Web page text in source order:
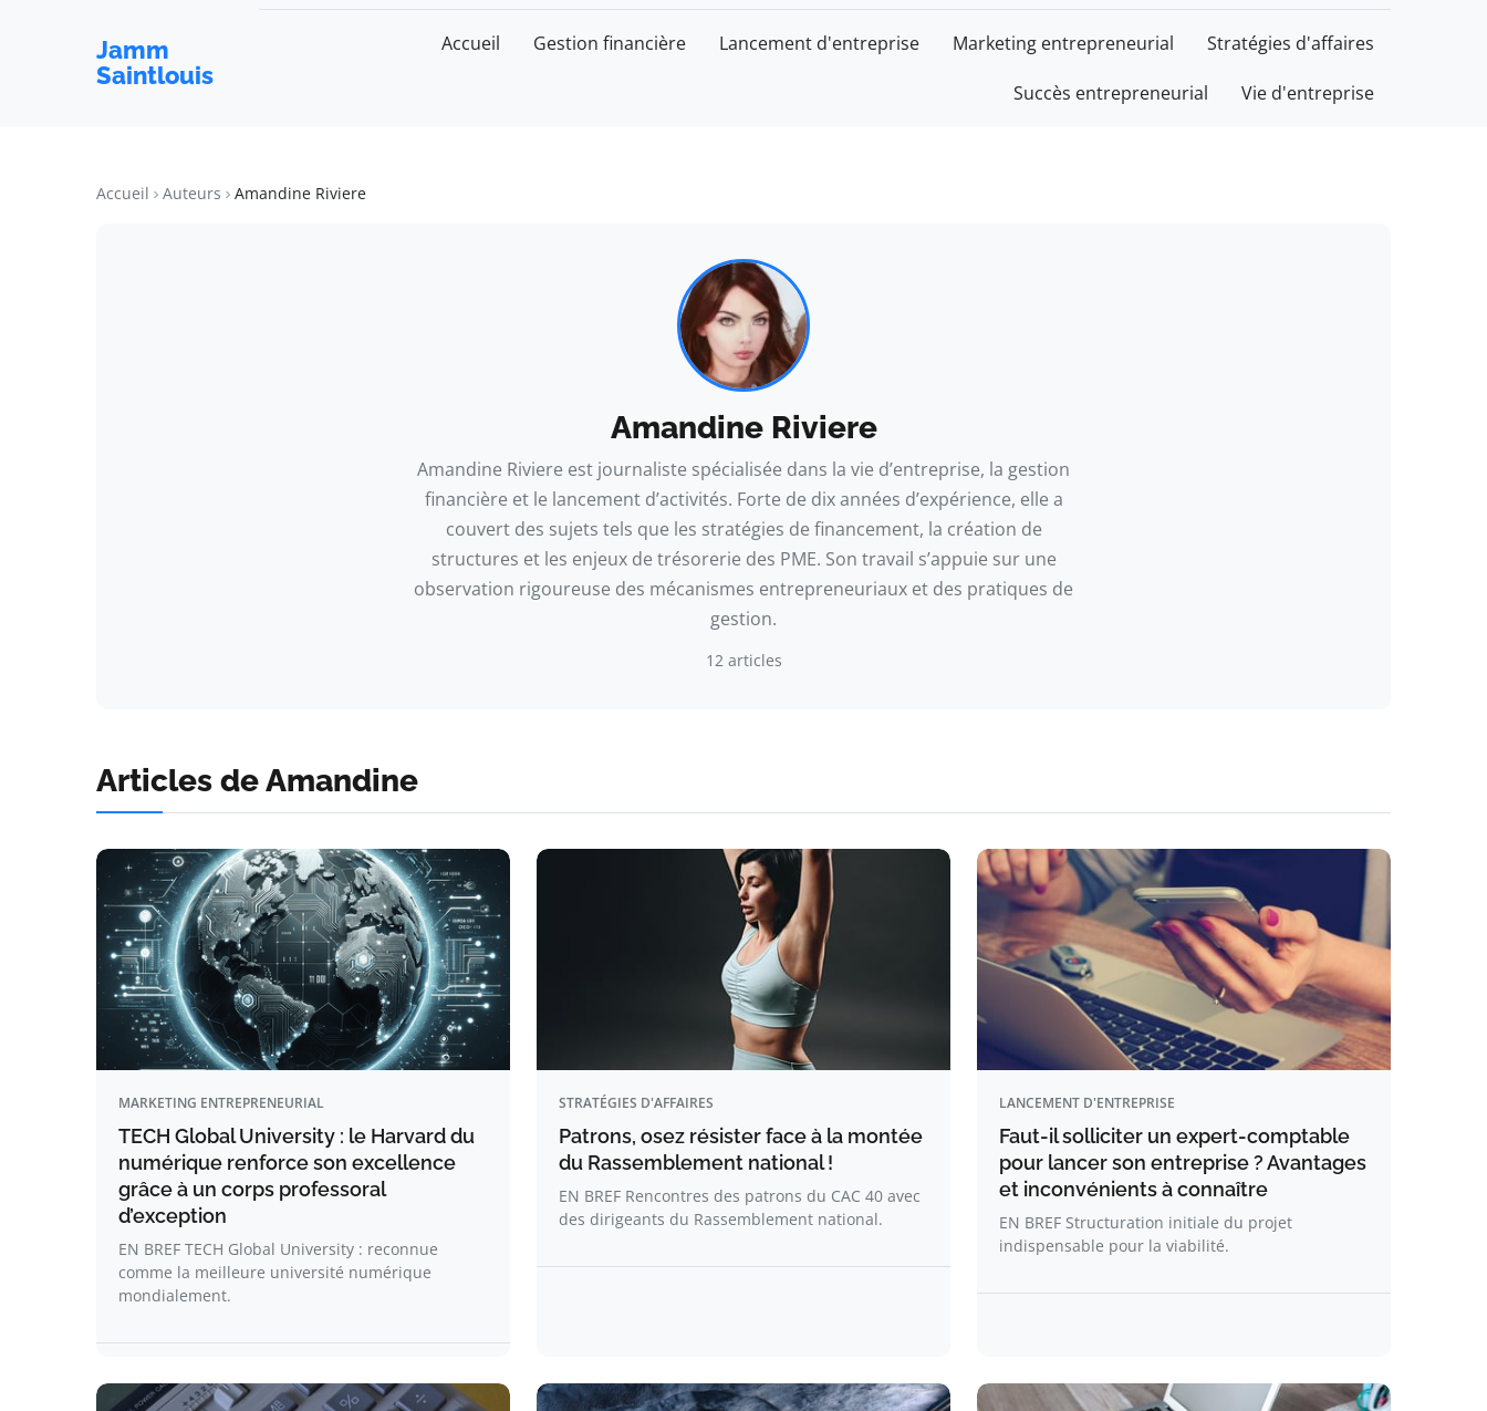
Jamm
Saintlouis
Accueil Gestion financière Lancement d'entreprise Marketing entrepreneurial Stratégies d'affaires
Succès entrepreneurial Vie d'entreprise
Accueil Auteurs Amandine Riviere
Amandine Riviere
Amandine Riviere est journaliste spécialisée dans la vie d’entreprise, la gestion
financière et le lancement d’activités. Forte de dix années d’expérience, elle a
couvert des sujets tels que les stratégies de financement, la création de
structures et les enjeux de trésorerie des PME. Son travail s’appuie sur une
observation rigoureuse des mécanismes entrepreneuriaux et des pratiques de
gestion.
12 articles
Articles de Amandine
MARKETING ENTREPRENEURIAL
TECH Global University : le Harvard du
numérique renforce son excellence
grâce à un corps professoral
d’exception
EN BREF TECH Global University : reconnue
comme la meilleure université numérique
mondialement.
STRATÉGIES D'AFFAIRES
Patrons, osez résister face à la montée
du Rassemblement national !
EN BREF Rencontres des patrons du CAC 40 avec
des dirigeants du Rassemblement national.
LANCEMENT D'ENTREPRISE
Faut-il solliciter un expert-comptable
pour lancer son entreprise ? Avantages
et inconvénients à connaître
EN BREF Structuration initiale du projet
indispensable pour la viabilité.